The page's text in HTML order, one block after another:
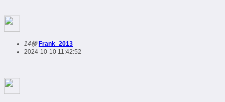
14楼 Frank_2013
2024-10-10 11:42:52